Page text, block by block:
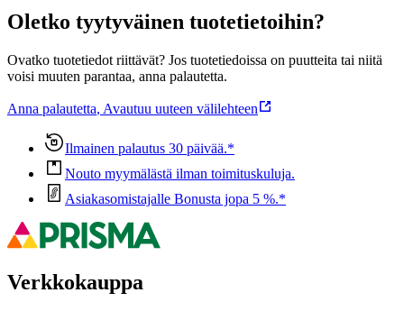
Oletko tyytyväinen tuotetietoihin?
Ovatko tuotetiedot riittävät? Jos tuotetiedoissa on puutteita tai niitä
voisi muuten parantaa, anna palautetta.
Anna palautetta, Avautuu uuteen välilehteen
Ilmainen palautus 30 päivää.*
Nouto myymälästä ilman toimituskuluja.
Asiakasomistajalle Bonusta jopa 5 %.*
Verkkokauppa